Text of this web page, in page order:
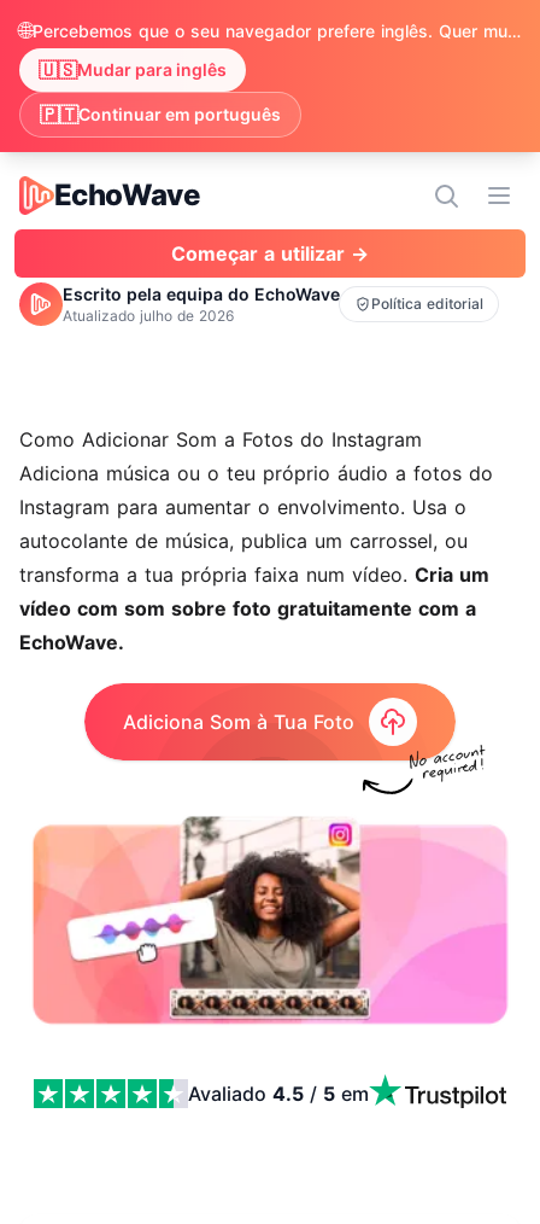
EchoWave
EchoWave
Começar a utilizar →
Escrito pela equipa do EchoWave
Atualizado julho de 2026
Política editorial
Como Adicionar Som a Fotos do Instagram
Adiciona música ou o teu próprio áudio a fotos do
Instagram para aumentar o envolvimento. Usa o
autocolante de música, publica um carrossel, ou
transforma a tua própria faixa num vídeo. Cria um
vídeo com som sobre foto gratuitamente com a
EchoWave.
Adiciona Som à Tua Foto
Avaliado 4.5 / 5 em
🌐 Percebemos que o seu navegador prefere inglês. Quer mudar para ver o conteúdo em inglês?
🇺🇸Mudar para inglês
🇵🇹Continuar em português